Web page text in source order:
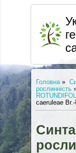
Головна »
рослинність
caeruleae